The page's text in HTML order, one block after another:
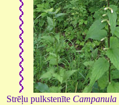
Strēļu pulkstenīte